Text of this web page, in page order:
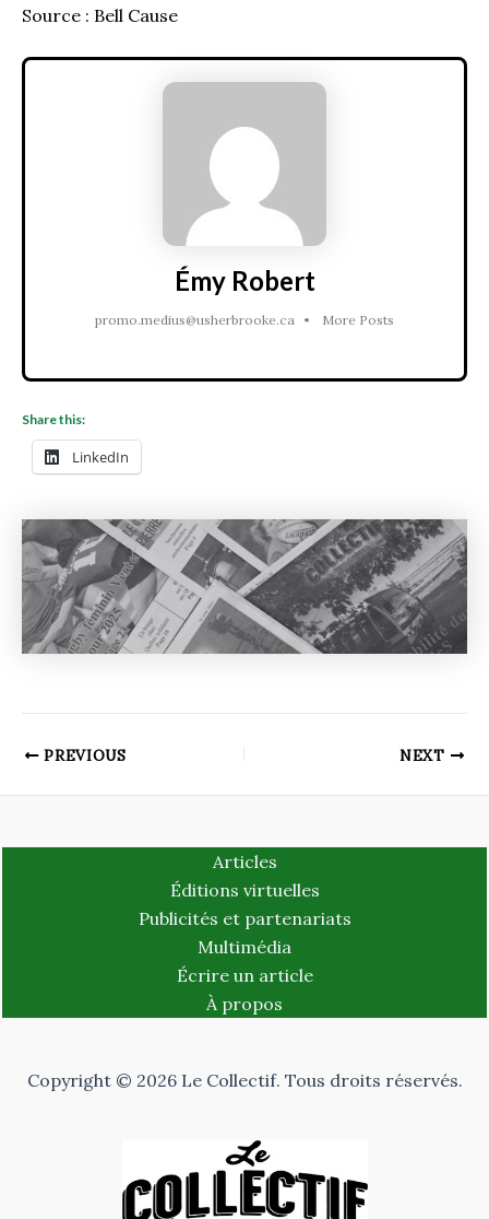
Source : Bell Cause
Émy Robert
promo.medius@usherbrooke.ca • More Posts
Share this:
LinkedIn
PREVIOUS NEXT
Articles
Éditions virtuelles
Publicités et partenariats
Multimédia
Écrire un article
À propos
Copyright © 2026 Le Collectif. Tous droits réservés.